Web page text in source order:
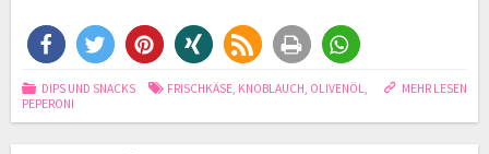
MEHR LESEN
DIPS UND SNACKS FRISCHKÄSE, KNOBLAUCH, OLIVENÖL,
PEPERONI